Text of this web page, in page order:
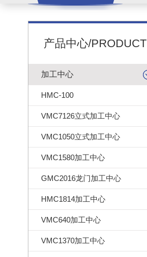
产品中心/PRODUCT
加工中心
HMC-100
VMC7126立式加工中心
VMC1050立式加工中心
VMC1580加工中心
GMC2016龙门加工中心
HMC1814加工中心
VMC640加工中心
VMC1370加工中心